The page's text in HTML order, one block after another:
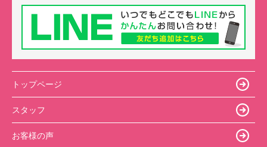
トップページ
スタッフ
お客様の声